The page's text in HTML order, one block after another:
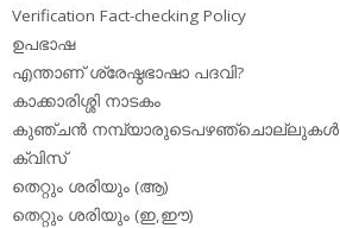
Verification Fact-checking Policy
ഉപഭാഷ
എന്താണ് ശ്രേഷ്ഠഭാഷാ പദവി?
കാക്കാരിശ്ശി നാടകം
കുഞ്ചന്‍ നമ്പ്യാരുടെപഴഞ്ചൊല്ലുകള്‍
ക്വിസ്
തെറ്റും ശരിയും (ആ)
തെറ്റും ശരിയും (ഇ,ഈ)